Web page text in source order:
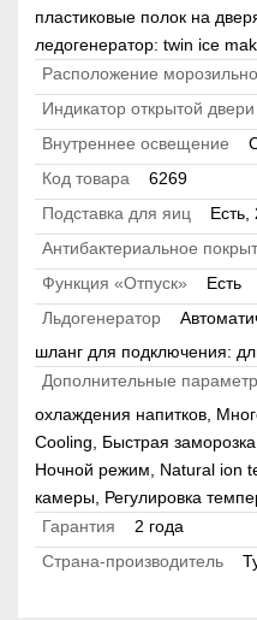
пластиковые полок на
ледогенератор: twin ice
Расположение
Индикатор открытой двери
Внутреннее освещение
Код товара
6269
Подставка для яиц
Есть,
Антибактериальное
Функция «Отпуск»
Есть
Льдогенератор
шланг для подключения:
Дополнительные
охлаждения напитков,
Cooling, Быстрая
Ночной режим, Natural ion
камеры, Регулировка
Гарантия
2 года
Страна-производитель